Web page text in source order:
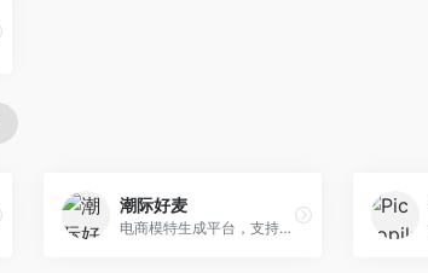
潮际好麦
电商模特生成平台，支持AI虚拟模特创作。面向服装和配饰电商，提供模特试穿、商品展示、营销素材生成等服务，模特形象可定制。